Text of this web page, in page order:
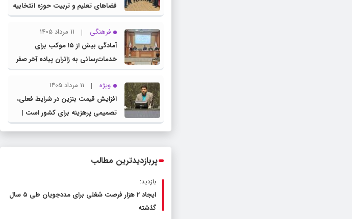
فضاهای تعلیم و تربیت حوزه انتخابیه
در نشست مشترک عضو کمیسیون
آموزش مجلس با مدیرکل آموزش و
پرورش خراسان رضوی
فرهنگی
11 مرداد 1405
آمادگی بیش از ۱۵ موکب برای
خدمات‌رسانی به زائران پیاده آخر صفر
در شهرستان چناران
ویژه
11 مرداد 1405
افزایش قیمت بنزین در شرایط فعلی،
تصمیمی پرهزینه برای کشور است |
دولت، قاچاق سوخت و عوامل اصلی
پربازدیدترین مطالب
بازدید:
ایجاد 2 هزار فرصت شغلی برای مددجویان طی ۵ سال
گذشته